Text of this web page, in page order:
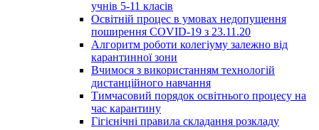
учнів 5-11 класів
Освітній процес в умовах недопущення
поширення COVID-19 з 23.11.20
Алгоритм роботи колегіуму залежно від
карантинної зони
Вчимося з використанням технологій
дистанційного навчання
Тимчасовий порядок освітнього процесу на
час карантину
Гігієнічні правила складання розкладу